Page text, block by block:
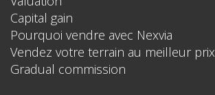
Capital gain
Pourquoi vendre avec Nexvia
Vendez votre terrain au meilleur prix
Gradual commission